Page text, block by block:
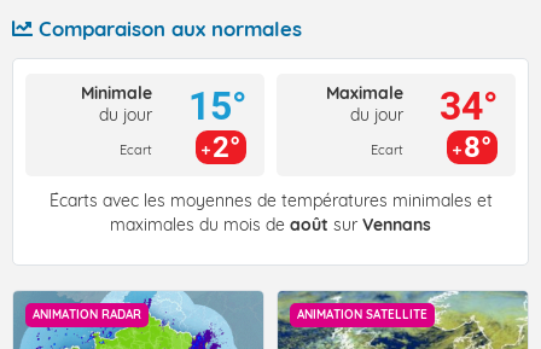
Comparaison aux normales
Minimale
du jour
Ecart
15°
2°
Maximale
du jour
Ecart
34°
8°
Écarts avec les moyennes de températures minimales et
maximales du mois de août sur Vennans
ANIMATION RADAR ANIMATION SATELLITE